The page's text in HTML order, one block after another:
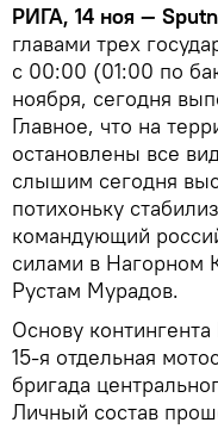
РИГА, 14 ноя —
главами трех
с 00:00 (01:00 по
ноября, сегодня
Главное, что на
остановлены все
слышим сегодня
потихоньку
командующий
силами в Нагорном
Рустам Мурадов.
Основу
15-я отдельная
бригада
Личный состав